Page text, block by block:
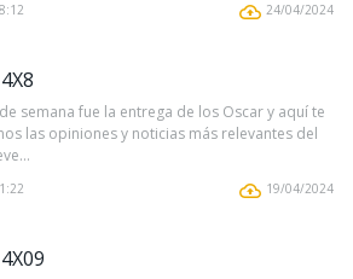
24/04/2024
semana fue la entrega de los Oscar y aquí te
las opiniones y noticias más relevantes del
19/04/2024